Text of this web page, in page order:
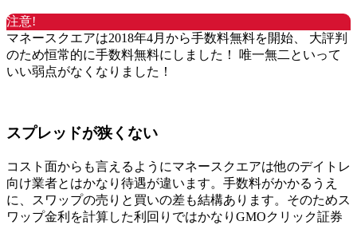
注意!
マネースクエアは2018年4月から手数料無料を開始、 大評判
のため恒常的に手数料無料にしました！ 唯一無二といって
いい弱点がなくなりました！
スプレッドが狭くない
コスト面からも言えるようにマネースクエアは他のデイトレ
向け業者とはかなり待遇が違います。手数料がかかるうえ
に、
スワップの売りと買いの差も結構あります。そのためス
ワップ金利を計算した利回りではかなりGMOクリック証券